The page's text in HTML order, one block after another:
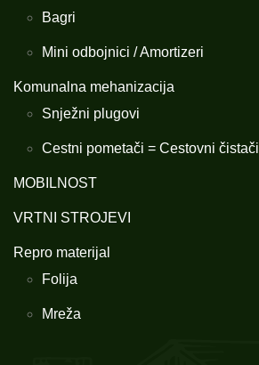
Bagri
Mini odbojnici / Amortizeri
Komunalna mehanizacija
Snježni plugovi
Cestni pometači = Cestovni čistači
MOBILNOST
VRTNI STROJEVI
Repro materijal
Folija
Mreža